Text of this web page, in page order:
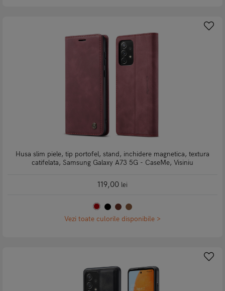
Husa slim piele, tip portofel, stand, inchidere magnetica, textura
catifelata, Samsung Galaxy A73 5G - CaseMe, Visiniu
119,00 lei
Vezi toate culorile disponibile >